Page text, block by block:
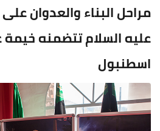
مراحل البناء والعدوان
عليه السلام تتضمنه
اسطنبول